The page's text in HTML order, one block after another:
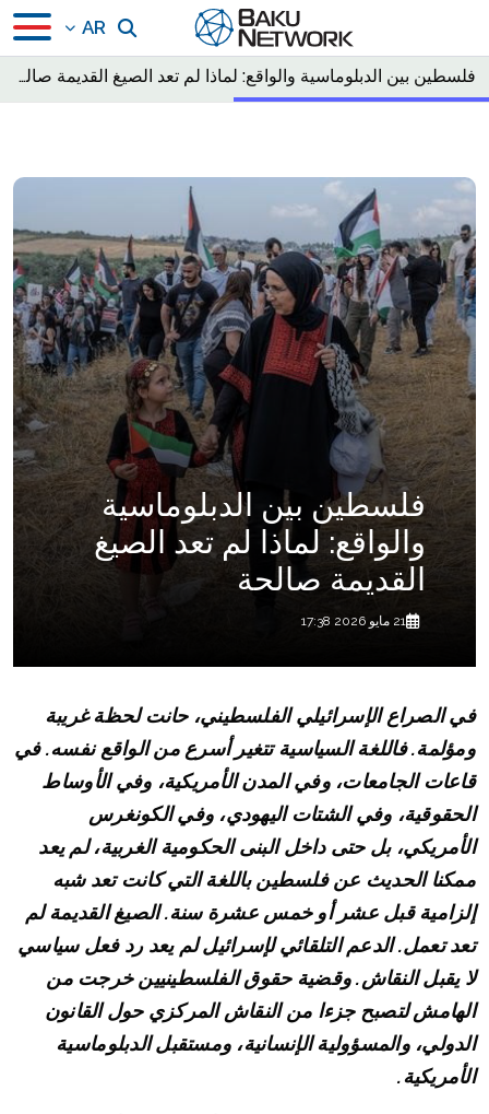
AR
فلسطين بين الدبلوماسية والواقع: لماذا لم تعد الصيغ القديمة صالحة
فلسطين بين الدبلوماسية
والواقع: لماذا لم تعد الصيغ
القديمة صالحة
21 مايو 2026 17:38
في الصراع الإسرائيلي الفلسطيني، حانت لحظة غريبة
ومؤلمة. فاللغة السياسية تتغير أسرع من الواقع نفسه. في
قاعات الجامعات، وفي المدن الأمريكية، وفي الأوساط
الحقوقية، وفي الشتات اليهودي، وفي الكونغرس
الأمريكي، بل حتى داخل البنى الحكومية الغربية، لم يعد
ممكنا الحديث عن فلسطين باللغة التي كانت تعد شبه
إلزامية قبل عشر أو خمس عشرة سنة. الصيغ القديمة لم
تعد تعمل. الدعم التلقائي لإسرائيل لم يعد رد فعل سياسي
لا يقبل النقاش. وقضية حقوق الفلسطينيين خرجت من
الهامش لتصبح جزءا من النقاش المركزي حول القانون
الدولي، والمسؤولية الإنسانية، ومستقبل الدبلوماسية
الأمريكية.